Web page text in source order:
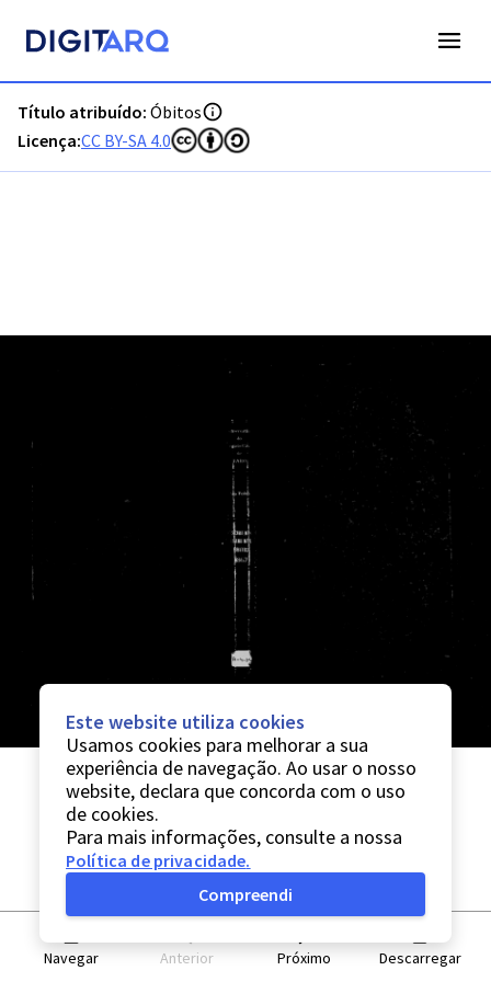
Título atribuído: Óbitos
Licença:CC BY-SA 4.0
Navegar Anterior Próximo Descarregar
Este website utiliza cookies
Usamos cookies para melhorar a sua
experiência de navegação. Ao usar o nosso
website, declara que concorda com o uso
de cookies.
Para mais informações, consulte a nossa
Política de privacidade.
Compreendi